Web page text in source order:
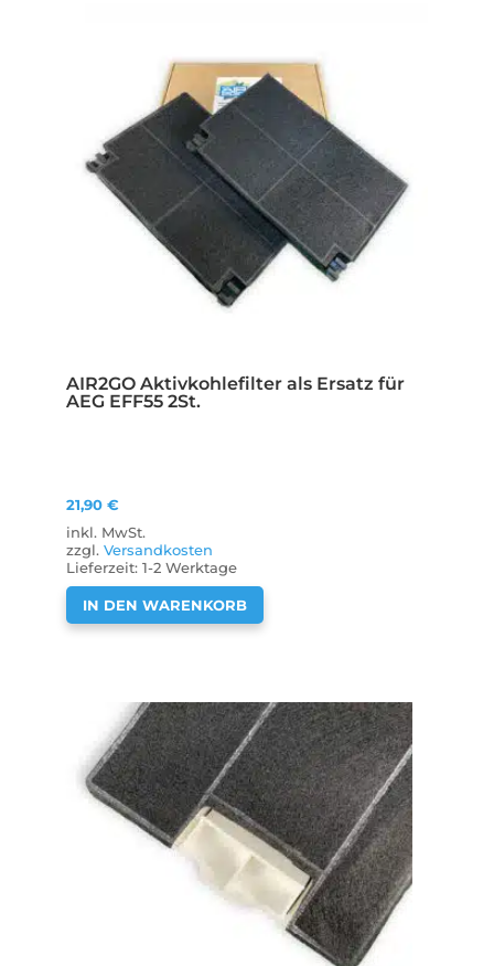
AIR2GO Aktivkohlefilter als Ersatz für
AEG EFF55 2St.
21,90 €
inkl. MwSt.
zzgl. Versandkosten
Lieferzeit: 1-2 Werktage
IN DEN WARENKORB